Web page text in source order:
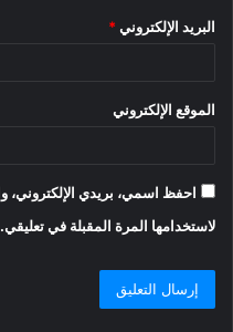
البريد الإلكتروني *
الموقع الإلكتروني
احفظ اسمي، بريدي الإلكتروني،
لاستخدامها المرة المقبلة في تعليقي.